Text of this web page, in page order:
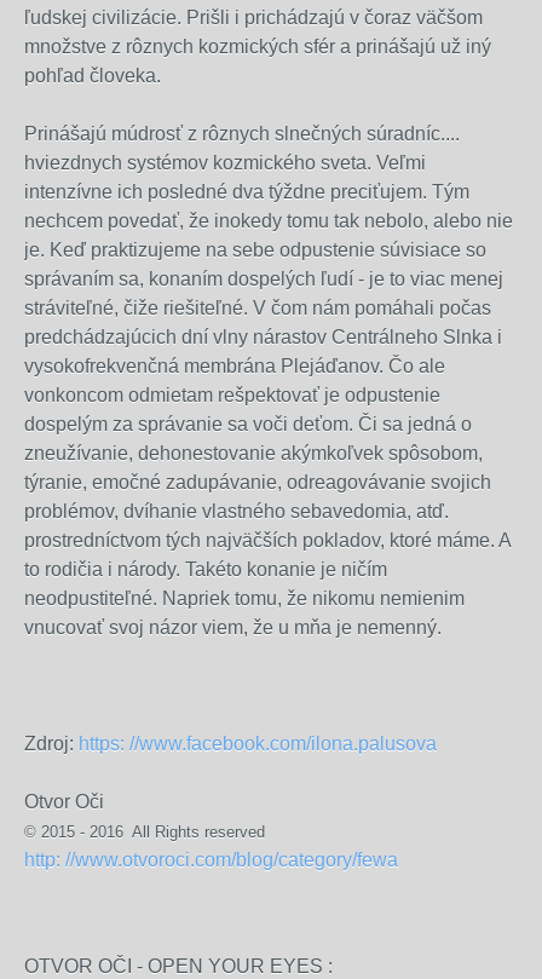
ľudskej civilizácie. Prišli i prichádzajú v čoraz väčšom
množstve z rôznych kozmických sfér a prinášajú už iný
pohľad človeka.
Prinášajú múdrosť z rôznych slnečných súradníc....
hviezdnych systémov kozmického sveta. Veľmi
intenzívne ich posledné dva týždne preciťujem. Tým
nechcem povedať, že inokedy tomu tak nebolo, alebo nie
je. Keď praktizujeme na sebe odpustenie súvisiace so
správaním sa, konaním dospelých ľudí - je to viac menej
stráviteľné, čiže riešiteľné. V čom nám pomáhali počas
predchádzajúcich dní vlny nárastov Centrálneho Slnka i
vysokofrekvenčná membrána Plejáďanov. Čo ale
vonkoncom odmietam rešpektovať je odpustenie
dospelým za správanie sa voči deťom. Či sa jedná o
zneužívanie, dehonestovanie akýmkoľvek spôsobom,
týranie, emočné zadupávanie, odreagovávanie svojich
problémov, dvíhanie vlastného sebavedomia, atď.
prostredníctvom tých najväčších pokladov, ktoré máme. A
to rodičia i národy. Takéto konanie je ničím
neodpustiteľné. Napriek tomu, že nikomu nemienim
vnucovať svoj názor viem, že u mňa je nemenný.
Zdroj: https: //www.facebook.com/ilona.palusova
Otvor Oči
© 2015 - 2016 All Rights reserved
http: //www.otvoroci.com/blog/category/fewa
OTVOR OČI - OPEN YOUR EYES :